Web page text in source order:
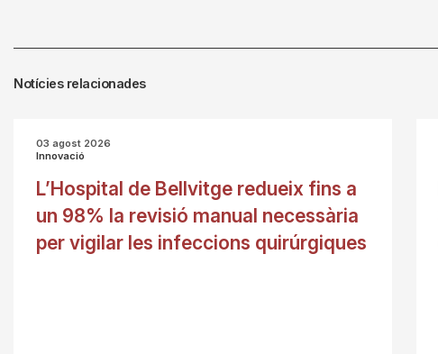
Notícies relacionades
03 agost 2026
Innovació
L’Hospital de Bellvitge redueix fins a
un 98% la revisió manual necessària
per vigilar les infeccions quirúrgiques